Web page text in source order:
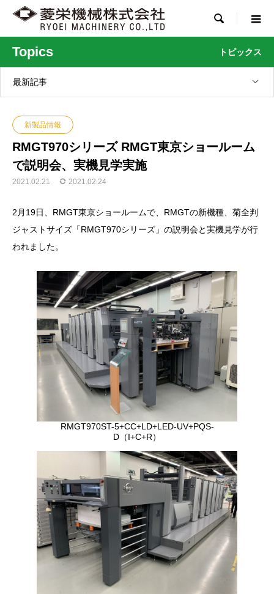

Topics トピックス
最新記事
新製品情報
RMGT970シリーズ RMGT東京ショールーム
で説明会、実機見学実施
2021.02.21 2021.02.24
2月19日、RMGT東京ショールームで、RMGTの新機種、菊全判
ジャストサイズ「RMGT970シリーズ」の説明会と実機見学が行
われました。
RMGT970ST-5+CC+LD+LED-UV+PQS-
D（I+C+R）